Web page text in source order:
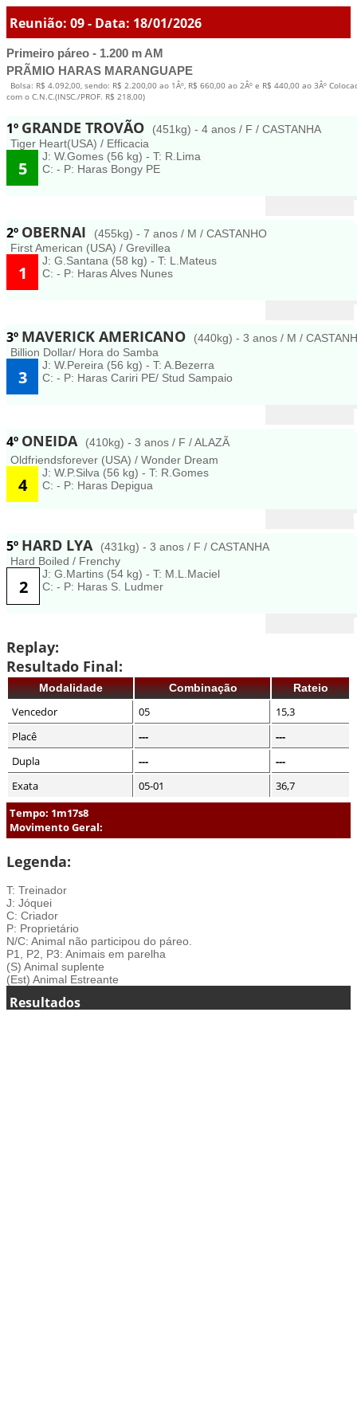
Reunião: 09 - Data: 18/01/2026
Primeiro páreo - 1.200 m AM
PRÃMIO HARAS MARANGUAPE
Bolsa: R$ 4.092,00, sendo: R$ 2.200,00 ao 1Âº, R$ 660,00 ao 2Âº e R$ 440,00 ao 3Âº
com o C.N.C.(INSC./PROF. R$ 218,00)
1º GRANDE TROVÃO
(451kg) - 4 anos / F / CASTANHA
Tiger Heart(USA) / Efficacia
5
J: W.Gomes (56 kg) - T: R.Lima
C: - P: Haras Bongy PE
2º OBERNAI
(455kg) - 7 anos / M / CASTANHO
First American (USA) / Grevillea
1
J: G.Santana (58 kg) - T: L.Mateus
C: - P: Haras Alves Nunes
3º MAVERICK AMERICANO
(440kg) - 3 anos / M /
Billion Dollar/ Hora do Samba
3
J: W.Pereira (56 kg) - T: A.Bezerra
C: - P: Haras Cariri PE/ Stud Sampaio
4º ONEIDA
(410kg) - 3 anos / F / ALAZÃ
Oldfriendsforever (USA) / Wonder Dream
4
J: W.P.Silva (56 kg) - T: R.Gomes
C: - P: Haras Depigua
5º HARD LYA
(431kg) - 3 anos / F / CASTANHA
Hard Boiled / Frenchy
2
J: G.Martins (54 kg) - T: M.L.Maciel
C: - P: Haras S. Ludmer
Replay:
Resultado Final:
Modalidade Combinação Rateio
Vencedor 05
15,3
Placê
---
---
Dupla
---
---
Exata
05-01
36,7
Tempo: 1m17s8
Movimento Geral:
Legenda:
T: Treinador
J: Jóquei
C: Criador
P: Proprietário
N/C: Animal não participou do páreo.
P1, P2, P3: Animais em parelha
(S) Animal suplente
(Est) Animal Estreante
Resultados